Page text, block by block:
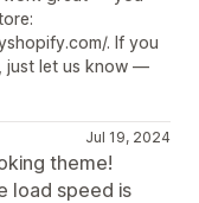
. If you
just let us know —
Jul 19, 2024
theme!
load speed is